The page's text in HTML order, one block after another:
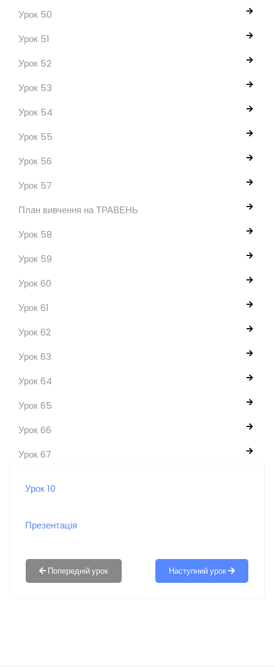
Урок 50
Урок 51
Урок 52
Урок 53
Урок 54
Урок 55
Урок 56
Урок 57
План вивчення на ТРАВЕНЬ
Урок 58
Урок 59
Урок 60
Урок 61
Урок 62
Урок 63
Урок 64
Урок 65
Урок 66
Урок 67
Урок 10
Презентація
Наступний урок